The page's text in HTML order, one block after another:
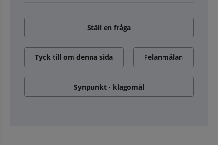
Ställ en fråga
Tyck till om denna sida Felanmälan
Synpunkt - klagomål